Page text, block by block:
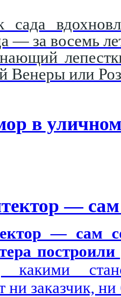
сада
— за восемь
Венеры или
в уличном
— сам
— сам
построили
какими
ни заказчик,